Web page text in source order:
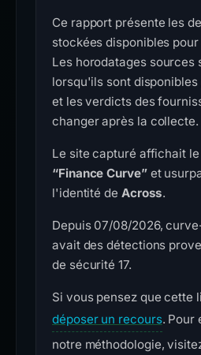
Ce rapport présente les
stockées disponibles
Les horodatages sources
lorsqu'ils sont
et les verdicts des
changer après la collecte.
Le site capturé affichait
“Finance Curve”et
l'identité de Across.
Depuis 07/08/2026,
avait des détections
de sécurité 17.
Si vous pensez que cette
déposer un recours. Pour
notre méthodologie,